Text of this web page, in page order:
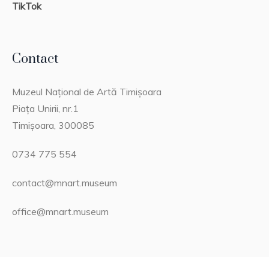
TikTok
Contact
Muzeul Național de Artă Timișoara
Piața Unirii, nr.1
Timișoara, 300085
0734 775 554
contact@mnart.museum
office@mnart.museum